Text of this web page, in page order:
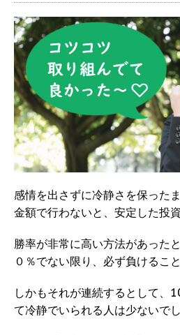
感情を出さずに冷静さを保った
金額で行わないと、安定した投
勝率が非常に高い方法があった
０％でない限り、必ず負けるこ
しかもそれが連続するとして、
て冷静でいられる人は少ないでし